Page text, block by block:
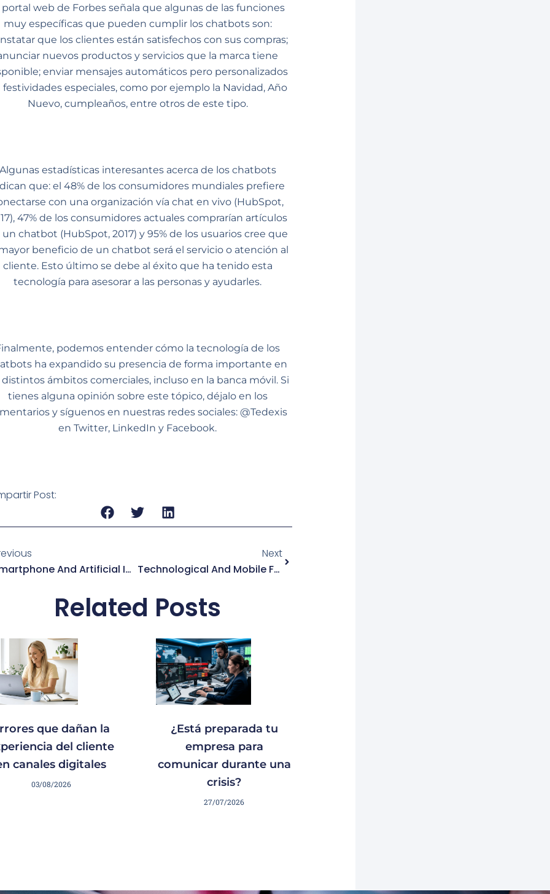
portal web de Forbes señala que algunas de las funciones
muy específicas que pueden cumplir los chatbots son:
que los clientes están satisfechos con sus compras;
nuevos productos y servicios que la marca tiene
enviar mensajes automáticos pero personalizados
festividades especiales, como por ejemplo la Navidad, Año
Nuevo, cumpleaños, entre otros de este tipo.
estadísticas interesantes acerca de los chatbots
que: el 48% de los consumidores mundiales prefiere
con una organización vía chat en vivo (HubSpot,
47% de los consumidores actuales comprarían artículos
chatbot (HubSpot, 2017) y 95% de los usuarios cree que
beneficio de un chatbot será el servicio o atención al
cliente. Esto último se debe al éxito que ha tenido esta
tecnología para asesorar a las personas y ayudarles.
podemos entender cómo la tecnología de los
ha expandido su presencia de forma importante en
distintos ámbitos comerciales, incluso en la banca móvil. Si
tienes alguna opinión sobre este tópico, déjalo en los
y síguenos en nuestras redes sociales: @Tedexis
en Twitter, LinkedIn y Facebook.
Post:
Smartphone And Artificial Intelligence
Next
Technological And Mobile Future Of Christmas
Related Posts
que dañan la
del cliente
canales digitales
03/08/2026
¿Está preparada tu
empresa para
comunicar durante una
crisis?
27/07/2026